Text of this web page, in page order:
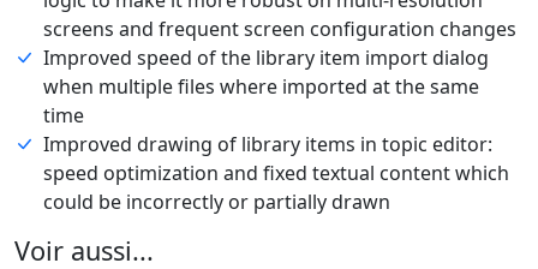
screens and frequent screen configuration changes
Improved speed of the library item import dialog
when multiple files where imported at the same
time
Improved drawing of library items in topic editor:
speed optimization and fixed textual content which
could be incorrectly or partially drawn
Voir aussi...